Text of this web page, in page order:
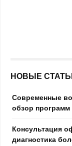
НОВЫЕ
Современные
обзор программ
Консультация
диагностика